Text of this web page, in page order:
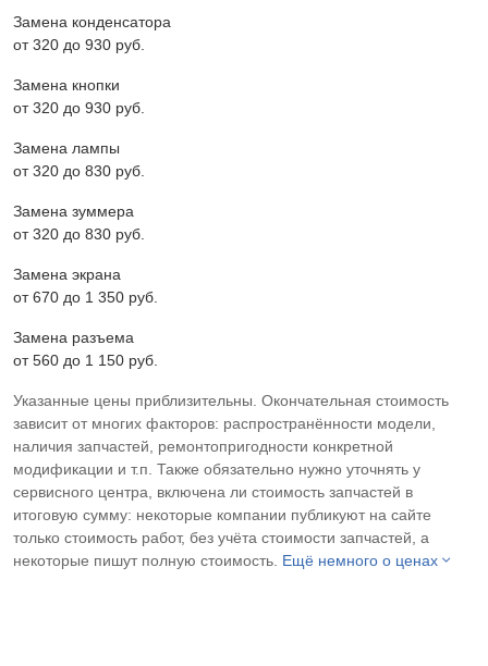
Замена конденсатора
от 320 до 930 pyб.
Замена кнопки
от 320 до 930 pyб.
Замена лампы
от 320 до 830 pyб.
Замена зуммера
от 320 до 830 pyб.
Замена экрана
от 670 до 1 350 pyб.
Замена разъема
от 560 до 1 150 pyб.
Указанные цены приблизительны. Окончательная стоимость
зависит от многих факторов: распространённости модели,
наличия запчастей, ремонтопригодности конкретной
модификации и т.п. Также обязательно нужно уточнять у
сервисного центра, включена ли стоимость запчастей в
итоговую сумму: некоторые компании публикуют на сайте
только стоимость работ, без учёта стоимости запчастей, а
некоторые пишут полную стоимость. Ещё немного о ценах